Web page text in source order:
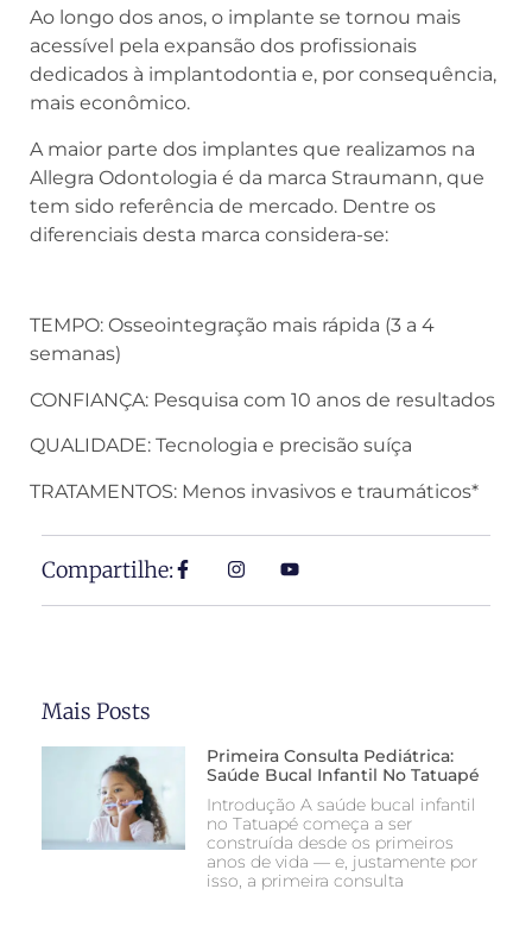
Ao longo dos anos, o implante se tornou mais
acessível pela expansão dos profissionais
dedicados à implantodontia e, por consequência,
mais econômico.
A maior parte dos implantes que realizamos na
Allegra Odontologia é da marca Straumann, que
tem sido referência de mercado. Dentre os
diferenciais desta marca considera-se:
TEMPO: Osseointegração mais rápida (3 a 4
semanas)
CONFIANÇA: Pesquisa com 10 anos de resultados
QUALIDADE: Tecnologia e precisão suíça
TRATAMENTOS: Menos invasivos e traumáticos*
Compartilhe:
Mais Posts
Primeira Consulta Pediátrica:
Saúde Bucal Infantil No Tatuapé
Introdução A saúde bucal infantil
no Tatuapé começa a ser
construída desde os primeiros
anos de vida — e, justamente por
isso, a primeira consulta